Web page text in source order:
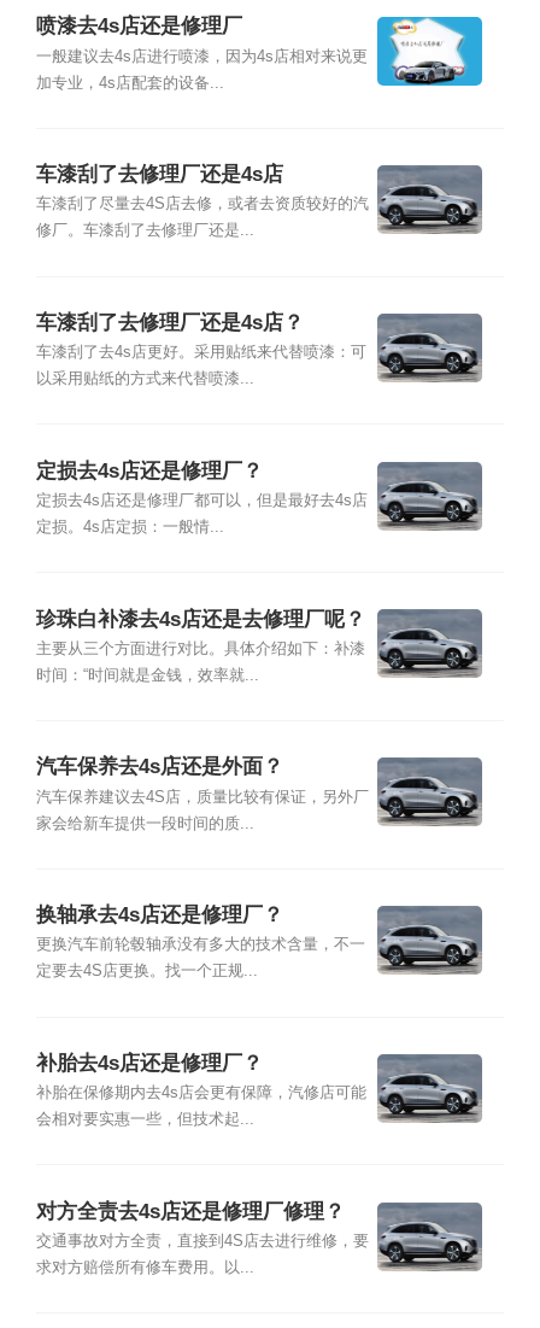
喷漆去4s店还是修理厂
一般建议去4s店进行喷漆，因为4s店相对来说更
加专业，4s店配套的设备...
车漆刮了去修理厂还是4s店
车漆刮了尽量去4S店去修，或者去资质较好的汽
修厂。车漆刮了去修理厂还是...
车漆刮了去修理厂还是4s店？
车漆刮了去4s店更好。采用贴纸来代替喷漆：可
以采用贴纸的方式来代替喷漆...
定损去4s店还是修理厂？
定损去4s店还是修理厂都可以，但是最好去4s店
定损。4s店定损：一般情...
珍珠白补漆去4s店还是去修理厂呢？
主要从三个方面进行对比。具体介绍如下：补漆
时间：“时间就是金钱，效率就...
汽车保养去4s店还是外面？
汽车保养建议去4S店，质量比较有保证，另外厂
家会给新车提供一段时间的质...
换轴承去4s店还是修理厂？
更换汽车前轮毂轴承没有多大的技术含量，不一
定要去4S店更换。找一个正规...
补胎去4s店还是修理厂？
补胎在保修期内去4s店会更有保障，汽修店可能
会相对要实惠一些，但技术起...
对方全责去4s店还是修理厂修理？
交通事故对方全责，直接到4S店去进行维修，要
求对方赔偿所有修车费用。以...